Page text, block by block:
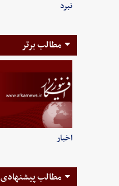
نبرد
مطالب برتر
اخبار
مطالب پیشنهادی